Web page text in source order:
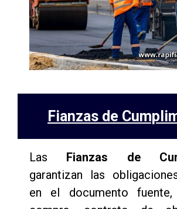
Fianzas de
Las Fianzas de
garantizan las
en el documento